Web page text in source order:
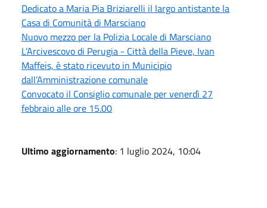
Dedicato a Maria Pia Briziarelli il largo antistante la
Casa di Comunità di Marsciano
Nuovo mezzo per la Polizia Locale di Marsciano
L’Arcivescovo di Perugia - Città della Pieve, Ivan
Maffeis, è stato ricevuto in Municipio
dall’Amministrazione comunale
Convocato il Consiglio comunale per venerdì 27
febbraio alle ore 15.00
Ultimo aggiornamento: 1 luglio 2024, 10:04